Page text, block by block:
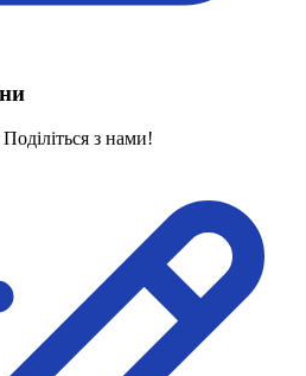
мову
мову
мова для поліцейських"
жестовою мовою
з нами!